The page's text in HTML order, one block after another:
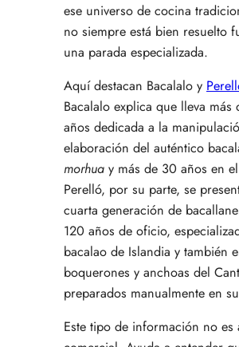
ese universo de cocina
no siempre está bien resuelto
una parada especializada.
Aquí destacan Bacalalo y
Bacalalo explica que lleva más
años dedicada a la
elaboración del auténtico
morhua y más de 30 años en
Perelló, por su parte, se
cuarta generación de
120 años de oficio,
bacalao de Islandia y también
boquerones y anchoas del
preparados manualmente en
Este tipo de información no es